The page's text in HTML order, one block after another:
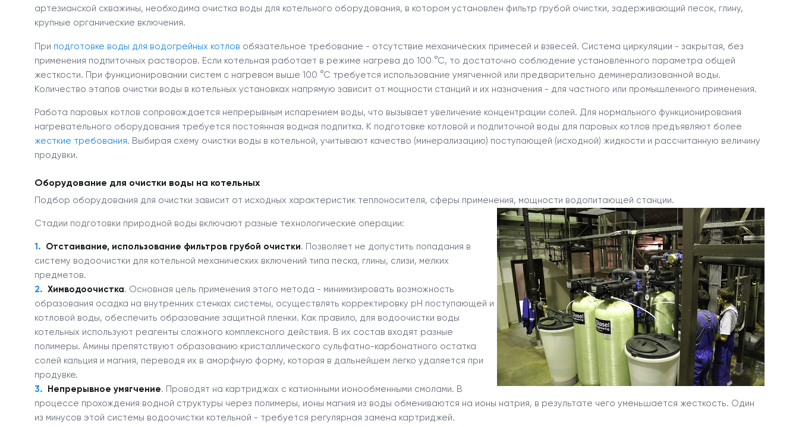
артезианской скважины, необходима очистка воды для котельного оборудования, в котором установлен фильтр грубой очистки, задерживающий песок, глину,
крупные органические включения.
При подготовке воды для водогрейных котлов обязательное требование - отсутствие механических примесей и взвесей. Система циркуляции - закрытая, без
применения подпиточных растворов. Если котельная работает в режиме нагрева до 100 °С, то достаточно соблюдение установленного параметра общей
жесткости. При функционировании систем с нагревом выше 100 °С требуется использование умягченной или предварительно деминерализованной воды.
Количество этапов очистки воды в котельных установках напрямую зависит от мощности станций и их назначения - для частного или промышленного применения.
Работа паровых котлов сопровождается непрерывным испарением воды, что вызывает увеличение концентрации солей. Для нормального функционирования
нагревательного оборудования требуется постоянная водная подпитка. К подготовке котловой и подпиточной воды для паровых котлов предъявляют более
жесткие требования. Выбирая схему очистки воды в котельной, учитывают качество (минерализацию) поступающей (исходной) жидкости и рассчитанную величину
продувки.
Оборудование для очистки воды на котельных
Подбор оборудования для очистки зависит от исходных характеристик теплоносителя, сферы применения, мощности водопитающей станции.
Стадии подготовки природной воды включают разные технологические операции:
Отстаивание, использование фильтров грубой очистки. Позволяет не допустить попадания в
систему водоочистки для котельной механических включений типа песка, глины, слизи, мелких
предметов.
Химводоочистка. Основная цель применения этого метода - минимизировать возможность
образования осадка на внутренних стенках системы, осуществлять корректировку pH поступающей и
котловой воды, обеспечить образование защитной пленки. Как правило, для водоочистки воды
котельных используют реагенты сложного комплексного действия. В их состав входят разные
полимеры. Амины препятствуют образованию кристаллического сульфатно-карбонатного остатка
солей кальция и магния, переводя их в аморфную форму, которая в дальнейшем легко удаляется при
продувке.
Непрерывное умягчение. Проводят на картриджах с катионными ионообменными смолами. В
процессе прохождения водной структуры через полимеры, ионы магния из воды обмениваются на ионы натрия, в результате чего уменьшается жесткость. Один
из минусов этой системы водоочистки котельной - требуется регулярная замена картриджей.